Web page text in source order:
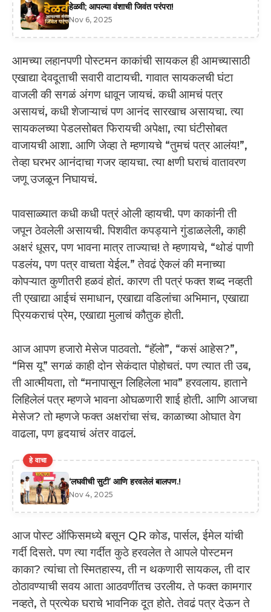
हेळवी; आपल्या वंशाची जिवंत परंपरा!
Nov 6, 2025
आमच्या लहानपणी पोस्टमन काकांची सायकल ही आमच्यासाठी
एखाद्या देवदूताची सवारी वाटायची. गावात सायकलची घंटा
वाजली की सगळं अंगण धावून जायचं. कधी आमचं पत्र
असायचं, कधी शेजाऱ्याचं पण आनंद सारखाच असायचा. त्या
सायकलच्या पेडलसोबत फिरायची अपेक्षा, त्या घंटीसोबत
वाजायची आशा. आणि जेव्हा ते म्हणायचे “तुमचं पत्र आलंय!”,
तेव्हा घरभर आनंदाचा गजर व्हायचा. त्या क्षणी घराचं वातावरण
जणू उजळून निघायचं.
पावसाळ्यात कधी कधी पत्रं ओली व्हायची. पण काकांनी ती
जपून ठेवलेली असायची. पिशवीत कपड्याने गुंडाळलेली, काही
अक्षरं धूसर, पण भावना मात्र ताज्याच! ते म्हणायचे, “थोडं पाणी
पडलंय, पण पत्र वाचता येईल.” तेवढं ऐकलं की मनाच्या
कोपऱ्यात कुणीतरी हळवं होतं. कारण ती पत्रं फक्त शब्द नव्हती
ती एखाद्या आईचं समाधान, एखाद्या वडिलांचा अभिमान, एखाद्या
प्रियकराचं प्रेम, एखाद्या मुलाचं कौतुक होती.
आज आपण हजारो मेसेज पाठवतो. “हॅलो”, “कसं आहेस?”,
“मिस यू” सगळं काही दोन सेकंदात पोहोचतं. पण त्यात ती उब,
ती आत्मीयता, तो “मनापासून लिहिलेला भाव” हरवलाय. हाताने
लिहिलेलं पत्र म्हणजे भावना ओघळणारी शाई होती. आणि आजचा
मेसेज? तो म्हणजे फक्त अक्षरांचा संच. काळाच्या ओघात वेग
वाढला, पण हृदयाचं अंतर वाढलं.
हे वाचा
‘लघवीची सुटी’ आणि हरवलेलं बालपण.!
Nov 4, 2025
आज पोस्ट ऑफिसमध्ये बसून QR कोड, पार्सल, ईमेल यांची
गर्दी दिसते. पण त्या गर्दीत कुठे हरवलेत ते आपले पोस्टमन
काका? त्यांचा तो स्मितहास्य, ती न थकणारी सायकल, ती दार
ठोठावण्याची सवय आता आठवणींतच उरलीय. ते फक्त कामगार
नव्हते, ते प्रत्येक घराचे भावनिक दूत होते. तेवढं पत्र देऊन ते